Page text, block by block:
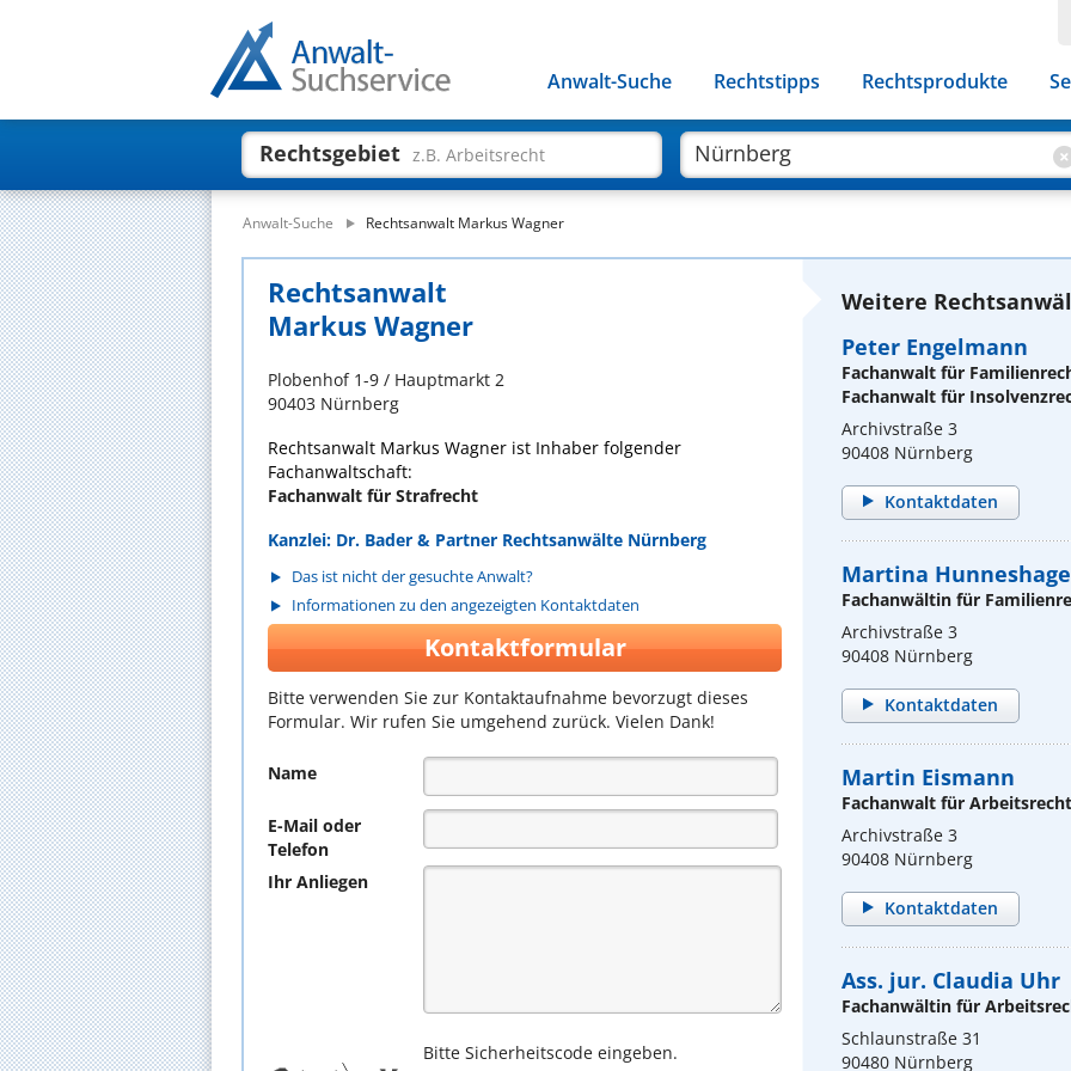
Anwalt-Suche Rechtstipps Rechtsprodukte
Rechtsgebiet z.B. Arbeitsrecht
Anwalt-Suche Rechtsanwalt Markus Wagner
Rechtsanwalt
Markus Wagner
Plobenhof 1-9 / Hauptmarkt 2
90403 Nürnberg
Rechtsanwalt Markus Wagner ist Inhaber folgender
Fachanwaltschaft:
Fachanwalt für Strafrecht
Kanzlei: Dr. Bader & Partner Rechtsanwälte Nürnberg
Das ist nicht der gesuchte Anwalt?
Informationen zu den angezeigten Kontaktdaten
Kontaktformular
Bitte verwenden Sie zur Kontaktaufnahme bevorzugt dieses
Formular. Wir rufen Sie umgehend zurück. Vielen Dank!
Name
E-Mail oder
Telefon
Ihr Anliegen
Bitte Sicherheitscode eingeben.
Weitere
Peter Engelmann
Fachanwalt für
Fachanwalt für
Archivstraße 3
90408 Nürnberg
Kontaktdaten
Martina
Fachanwältin für
Archivstraße 3
90408 Nürnberg
Kontaktdaten
Martin Eismann
Fachanwalt für Arbeitsrecht
Archivstraße 3
90408 Nürnberg
Kontaktdaten
Ass. jur. Claudia Uhr
Fachanwältin für
Schlaunstraße 31
90480 Nürnberg